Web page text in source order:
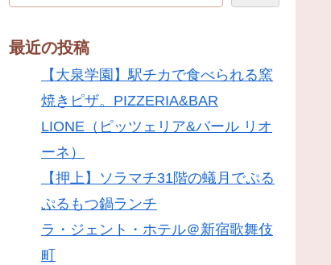
最近の投稿
【大泉学園】駅チカで食べられる窯
焼きピザ。PIZZERIA&BAR
LIONE（ピッツェリア&バール リオ
ーネ）
【押上】ソラマチ31階の蟻月でぷる
ぷるもつ鍋ランチ
ラ・ジェント・ホテル＠新宿歌舞伎
町